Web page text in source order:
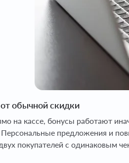
обычной скидки
на кассе, бонусы работают
предложения и
покупателей с одинаковым